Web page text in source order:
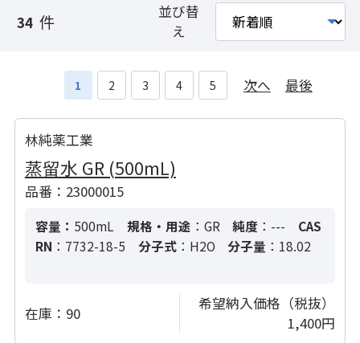
34 件
並び替
え
1 2 3 4 5 次へ 最後
林純薬工業
蒸留水 GR (500mL)
品番：23000015
容量： 500mL 規格・用途 ：GR 純度 ：---
CAS
RN ：7732-18-5 分子式：H2O 分子量 ：18.02
在庫： 90
希望納入価格（税抜）
1,400円